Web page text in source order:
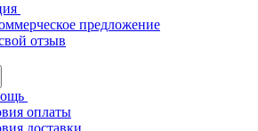
предложение
отзыв
оплаты
доставки